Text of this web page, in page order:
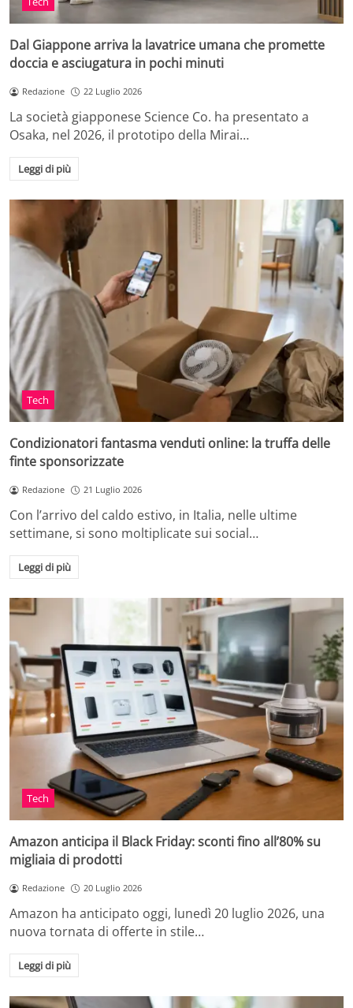
Dal Giappone arriva la lavatrice umana che promette
doccia e asciugatura in pochi minuti
Redazione 22 Luglio 2026
La società giapponese Science Co. ha presentato a
Osaka, nel 2026, il prototipo della Mirai…
Leggi di più
Tech
Condizionatori fantasma venduti online: la truffa delle
finte sponsorizzate
Redazione 21 Luglio 2026
Con l’arrivo del caldo estivo, in Italia, nelle ultime
settimane, si sono moltiplicate sui social…
Leggi di più
Tech
Amazon anticipa il Black Friday: sconti fino all’80% su
migliaia di prodotti
Redazione 20 Luglio 2026
Amazon ha anticipato oggi, lunedì 20 luglio 2026, una
nuova tornata di offerte in stile…
Leggi di più